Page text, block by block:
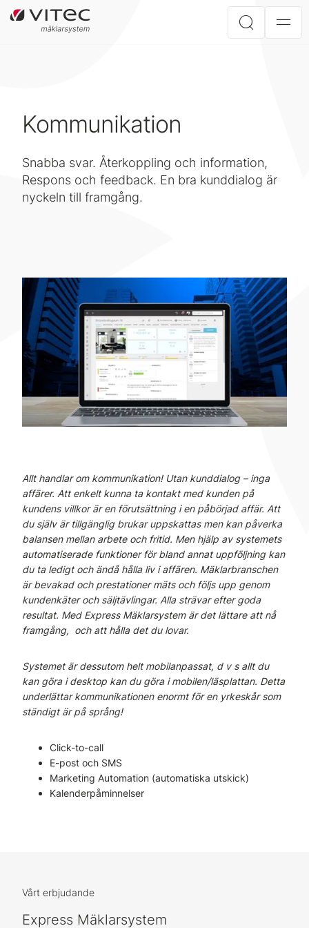
Kommunikation
Snabba svar. Återkoppling och information,
Respons och feedback. En bra kunddialog är
nyckeln till framgång.
Allt handlar om kommunikation! Utan kunddialog – inga
affärer. Att enkelt kunna ta kontakt med kunden på
kundens villkor är en förutsättning i en påbörjad affär. Att
du själv är tillgänglig brukar uppskattas men kan påverka
balansen mellan arbete och fritid. Men hjälp av systemets
automatiserade funktioner för bland annat uppföljning kan
du ta ledigt och ändå hålla liv i affären. Mäklarbranschen
är bevakad och prestationer mäts och följs upp genom
kundenkäter och säljtävlingar. Alla strävar efter goda
resultat. Med Express Mäklarsystem är det lättare att nå
framgång, och att hålla det du lovar.
Systemet är dessutom helt mobilanpassat, d v s allt du
kan göra i desktop kan du göra i mobilen/läsplattan. Detta
underlättar kommunikationen enormt för en yrkeskår som
ständigt är på språng!
Click-to-call
E-post och SMS
Marketing Automation (automatiska utskick)
Kalenderpåminnelser
Vårt erbjudande
Express Mäklarsystem